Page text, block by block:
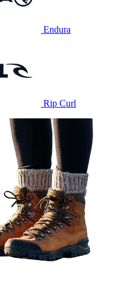
Endura
Rip Curl